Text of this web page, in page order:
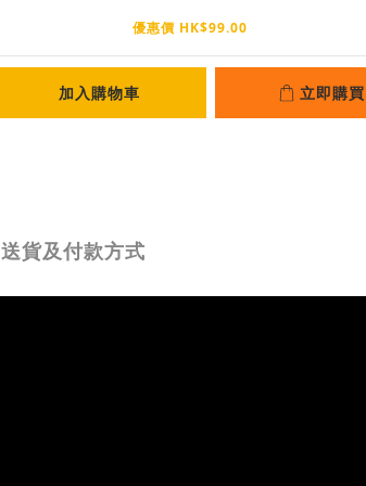
優惠價 HK$99.00
加入購物車 立即購買
送貨及付款方式